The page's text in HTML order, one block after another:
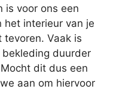
is voor ons een
het interieur van je
Vaak is
duurder
dit dus een
aan om hiervoor